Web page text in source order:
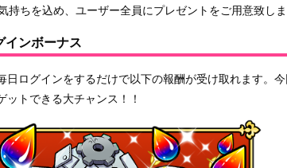
ちを込め、ユーザー全員にプレゼントをご用意致しま
インボーナス
日ログインをするだけで以下の報酬が受け取れます。
トできる大チャンス！！